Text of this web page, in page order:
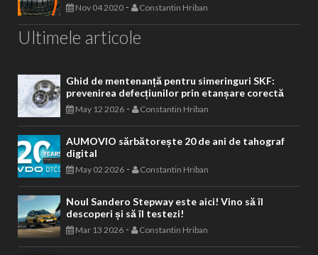
Nov 04 2020 - Constantin Hriban
Ultimele articole
Ghid de mentenanță pentru simeringuri SKF:
prevenirea defecțiunilor prin etanșare corectă
May 12 2026 - Constantin Hriban
AUMOVIO sărbătorește 20 de ani de tahograf
digital
May 02 2026 - Constantin Hriban
Noul Sandero Stepway este aici! Vino să îl
descoperi și să îl testezi!
Mar 13 2026 - Constantin Hriban